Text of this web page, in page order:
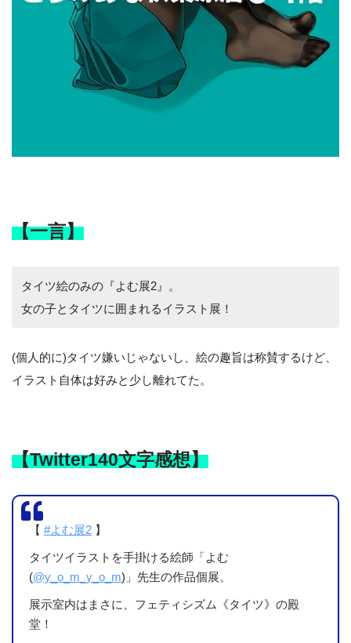
【一言】
タイツ絵のみの『よむ展2』。
女の子とタイツに囲まれるイラスト展！
(個人的に)タイツ嫌いじゃないし、絵の趣旨は称賛するけど、
イラスト自体は好みと少し離れてた。
【Twitter140文字感想】
【 #よむ展2 】
タイツイラストを手掛ける絵師「よむ
(@y_o_m_y_o_m)」先生の作品個展。
展示室内はまさに、フェティシズム《タイツ》の殿
堂！